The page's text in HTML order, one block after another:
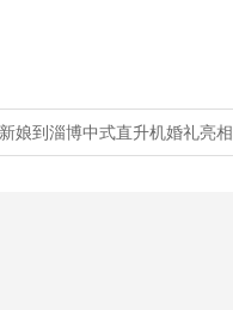
娘到淄博中式直升机婚礼亮相